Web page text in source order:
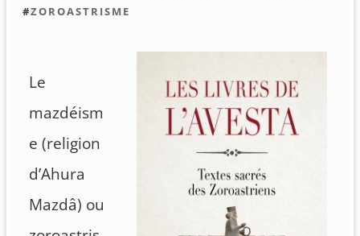
#ZOROASTRISME
Le
mazdéism
e (religion
d’Ahura
Mazdâ) ou